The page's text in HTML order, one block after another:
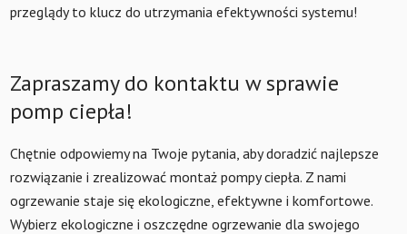
przeglądy to klucz do utrzymania efektywności systemu!
Zapraszamy do kontaktu w sprawie
pomp ciepła!
Chętnie odpowiemy na Twoje pytania, aby doradzić najlepsze
rozwiązanie i zrealizować montaż pompy ciepła. Z nami
ogrzewanie staje się ekologiczne, efektywne i komfortowe.
Wybierz ekologiczne i oszczędne ogrzewanie dla swojego